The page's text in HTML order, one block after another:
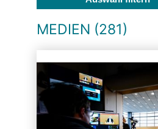
MEDIEN (281)